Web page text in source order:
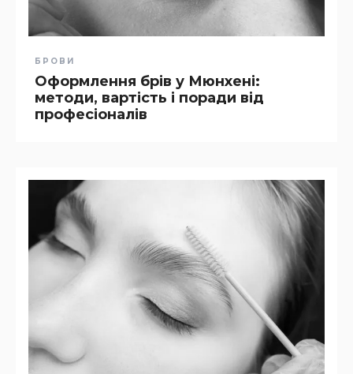
БРОВИ
Оформлення брів у Мюнхені:
методи, вартість і поради від
професіоналів